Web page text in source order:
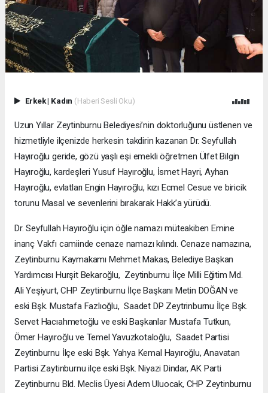
Erkek| Kadın (Haberi Sesli Oku)
Uzun Yıllar Zeytinburnu Belediyesi’nin doktorluğunu üstlenen ve
hizmetliyle ilçenizde herkesin takdirin kazanan Dr. Seyfullah
Hayıroğlu geride, gözü yaşlı eşi emekli öğretmen Ülfet Bilgin
Hayıroğlu, kardeşleri Yusuf Hayıroğlu, İsmet Hayri, Ayhan
Hayıroğlu, evlatları Engin Hayıroğlu, kızı Ecmel Cesue ve biricik
torunu Masal ve sevenlerini bırakarak Hakk’a yürüdü.
Dr. Seyfullah Hayıroğlu için öğle namazı müteakiben Emine
inanç Vakfı camiinde cenaze namazı kılındı. Cenaze namazına,
Zeytinburnu Kaymakamı Mehmet Makas, Belediye Başkan
Yardımcısı Hurşit Bekaroğlu, Zeytinburnu İlçe Milli Eğitim Md.
Ali Yeşiyurt, CHP Zeytinburnu İlçe Başkanı Metin DOĞAN ve
eski Bşk. Mustafa Fazlıoğlu, Saadet DP Zeytrinburnu İlçe Bşk.
Servet Hacıahmetoğlu ve eski Başkanlar Mustafa Tutkun,
Ömer Hayıroğlu ve Temel Yavuzkotaloğlu, Saadet Partisi
Zeytinburnu İlçe eski Bşk. Yahya Kemal Hayıroğlu, Anavatan
Partisi Zaytinburnu ilçe eski Bşk. Niyazi Dindar, AK Parti
Zeytinburnu Bld. Meclis Üyesi Adem Uluocak, CHP Zeytinburnu